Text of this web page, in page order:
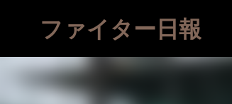
ファイター日報